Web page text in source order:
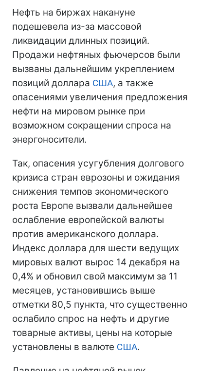
Нефть на биржах накануне
подешевела из-за массовой
ликвидации длинных позиций.
Продажи нефтяных фьючерсов были
вызваны дальнейшим укреплением
позиций доллара США, а также
опасениями увеличения предложения
нефти на мировом рынке при
возможном сокращении спроса на
энергоносители.
Так, опасения усугубления долгового
кризиса стран еврозоны и ожидания
снижения темпов экономического
роста Европе вызвали дальнейшее
ослабление европейской валюты
против американского доллара.
Индекс доллара для шести ведущих
мировых валют вырос 14 декабря на
0,4% и обновил свой максимум за 11
месяцев, установившись выше
отметки 80,5 пункта, что существенно
ослабило спрос на нефть и другие
товарные активы, цены на которые
установлены в валюте США.